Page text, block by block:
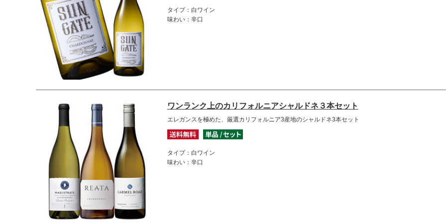
タイプ：白ワイン
味わい：辛口
ワンランク上のカリフォルニアシャルドネ３本セット
エレガンスを極めた、厳選カリフォルニア3産地のシャルドネ3本セット
タイプ：白ワイン
味わい：辛口